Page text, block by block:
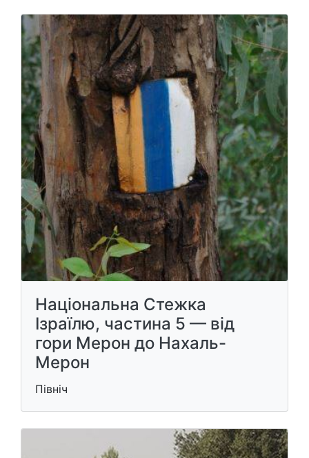
Національна Стежка
Ізраїлю, частина 5 — від
гори Мерон до Нахаль-
Мерон
Північ